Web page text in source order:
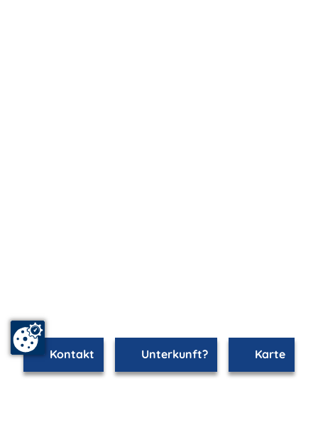
Kontakt Unterkunft? Karte